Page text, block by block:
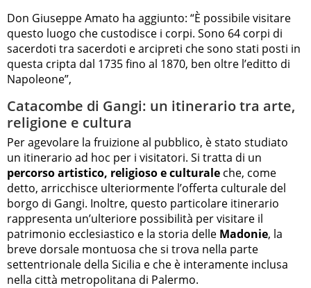
Don Giuseppe Amato ha aggiunto: “È possibile visitare
questo luogo che custodisce i corpi. Sono 64 corpi di
sacerdoti tra sacerdoti e arcipreti che sono stati posti in
questa cripta dal 1735 fino al 1870, ben oltre l’editto di
Napoleone”,
Catacombe di Gangi: un itinerario tra arte,
religione e cultura
Per agevolare la fruizione al pubblico, è stato studiato
un itinerario ad hoc per i visitatori. Si tratta di un
percorso artistico, religioso e culturale che, come
detto, arricchisce ulteriormente l’offerta culturale del
borgo di Gangi. Inoltre, questo particolare itinerario
rappresenta un’ulteriore possibilità per visitare il
patrimonio ecclesiastico e la storia delle Madonie, la
breve dorsale montuosa che si trova nella parte
settentrionale della Sicilia e che è interamente inclusa
nella città metropolitana di Palermo.